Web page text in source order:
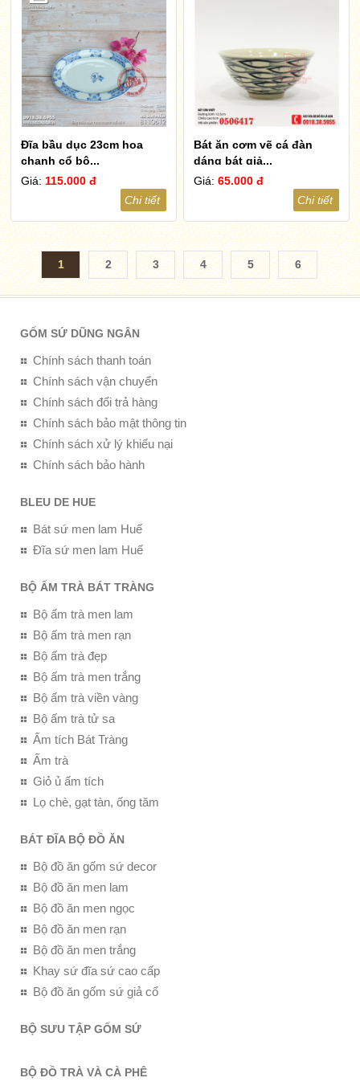
Đĩa bầu dục 23cm hoa
chanh cổ bộ...
Giá: 115.000 đ
Chi tiết
Bát ăn cơm vẽ cá đàn
dáng bát giả...
Giá:65.000 đ
Chi tiết
1 2 3 4 5 6
7 8 9 10 ... 34
GỐM SỨ DŨNG NGÂN
Chính sách thanh toán
Chính sách vận chuyển
Chính sách đổi trả hàng
Chính sách bảo mật thông tin
Chính sách xử lý khiếu nại
Chính sách bảo hành
BLEU DE HUE
Bát sứ men lam Huế
Đĩa sứ men lam Huế
BỘ ẤM TRÀ BÁT TRÀNG
Bộ ấm trà men lam
Bộ ấm trà men rạn
Bộ ấm trà đẹp
Bộ ấm trà men trắng
Bộ ấm trà viền vàng
Bộ ấm trà tử sa
Ấm tích Bát Tràng
Ấm trà
Giỏ ủ ấm tích
Lọ chè, gạt tàn, ống tăm
BÁT ĐĨA BỘ ĐỒ ĂN
Bộ đồ ăn gốm sứ decor
Bộ đồ ăn men lam
Bộ đồ ăn men ngọc
Bộ đồ ăn men rạn
Bộ đồ ăn men trắng
Khay sứ đĩa sứ cao cấp
Bộ đồ ăn gốm sứ giả cổ
BỘ SƯU TẬP GỐM SỨ
BỘ ĐỒ TRÀ VÀ CÀ PHÊ